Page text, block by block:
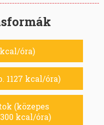
óra)
1127 kcal/óra)
(közepes
kcal/óra)